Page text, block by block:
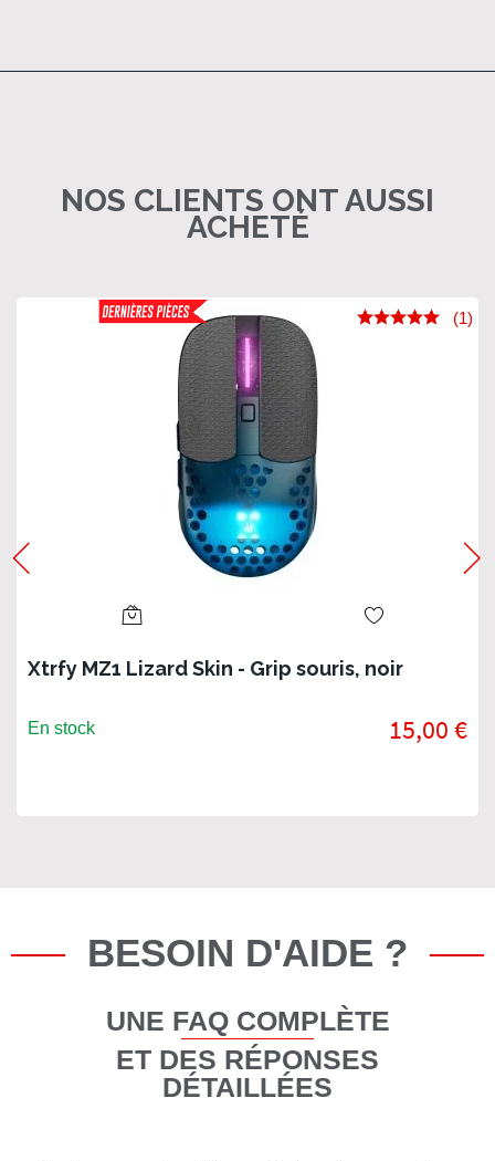
NOS CLIENTS ONT AUSSI
ACHETÉ
Xtrfy MZ1 Lizard Skin - Grip souris, noir
(1)
En stock 15,00 €
BESOIN D'AIDE ?
UNE FAQ COMPLÈTE
ET DES RÉPONSES
DÉTAILLÉES